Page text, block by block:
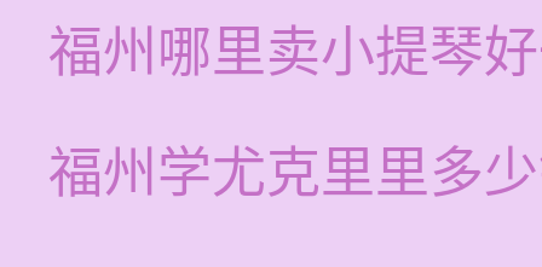
福州哪里卖小提琴
福州学尤克里里多